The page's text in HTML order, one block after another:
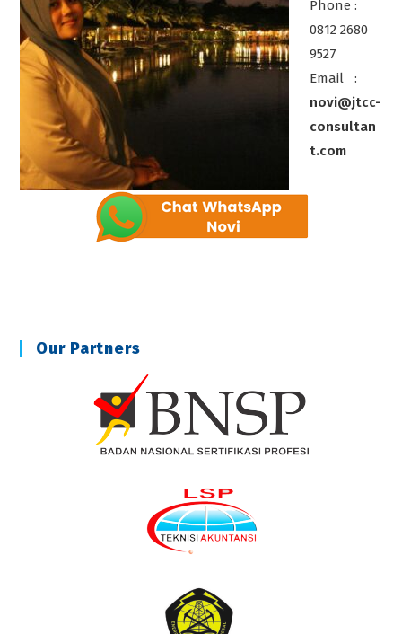
Phone :
0812 2680
9527
Email :
novi@jtcc-
consultan
t.com
Our Partners